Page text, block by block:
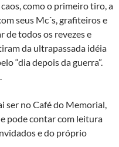
como o primeiro tiro, a
seus Mc´s, grafiteiros e
de todos os revezes e
da ultrapassada idéia
“dia depois da guerra”.
ser no Café do Memorial,
pode contar com leitura
e do próprio